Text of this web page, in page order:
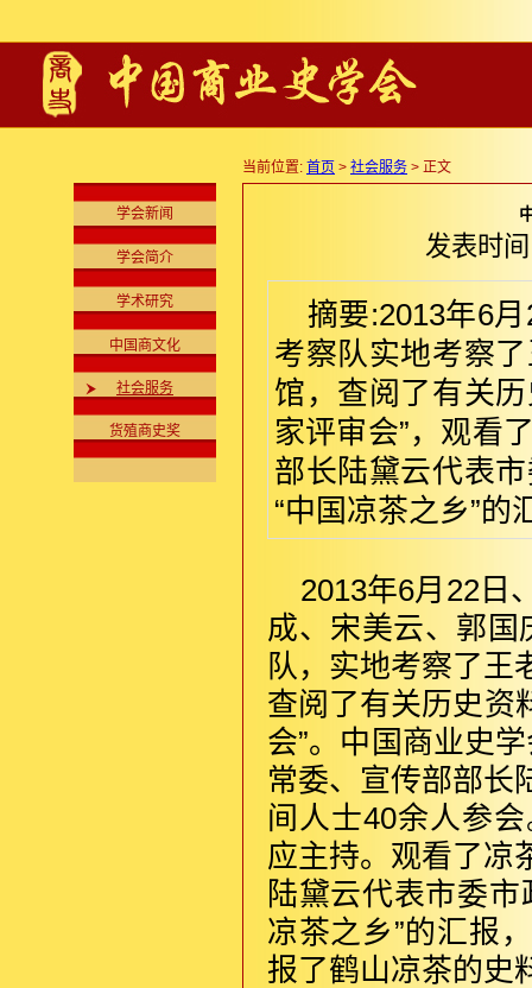
学会新闻
学会简介
学术研究
中国商文化
社会服务
货殖商史奖
当前位置: 首页 > 社会服务 > 正文
发表时
摘要:2013年6
考察队实地考察
馆，查阅了有关
家评审会”，观看
部长陆黛云代表
“中国凉茶之乡”的
2013年6月22日
成、宋美云、郭
队，实地考察了王
查阅了有关历史资
会”。中国商业史
常委、宣传部部长
间人士40余人参
应主持。观看了凉
陆黛云代表市委
凉茶之乡”的汇报
报了鹤山凉茶的史